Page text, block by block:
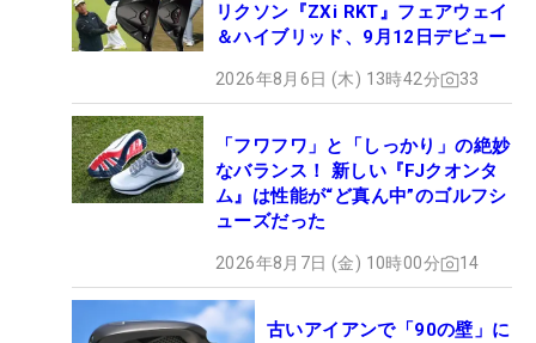
リクソン『ZXi RKT』フェアウェイ
＆ハイブリッド、9月12日デビュー
2026年8月6日 (木) 13時42分 33
「フワフワ」と「しっかり」の絶妙
なバランス！ 新しい『FJクオンタ
ム』は性能が“ど真ん中”のゴルフシ
ューズだった
2026年8月7日 (金) 10時00分 14
古いアイアンで「90の壁」に